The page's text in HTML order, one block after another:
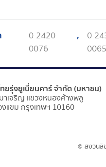
0 2420
0076
,
0
0065
ยรุ่งยูเนี่ยนคาร์ จำกัด (มหาชน)
าเจริญ แขวงหนองค้างพลู
งแขม กรุงเทพฯ 10160
© สงวนลิ